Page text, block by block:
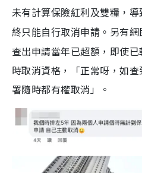
未有計算保險紅利及雙糧，
終只能自行取消申請。 另有
查出申請當年已超額，即使
時取消資格，「正常呀，如
署隨時都有權取消」。